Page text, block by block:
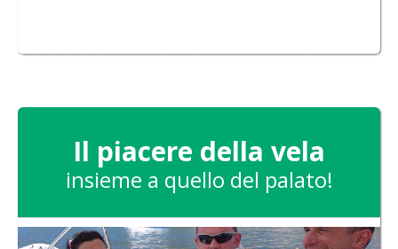
Il piacere della vela
insieme a quello del palato!